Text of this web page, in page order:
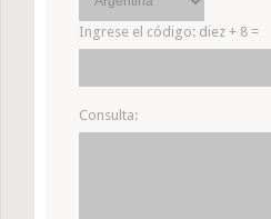
Ingrese el código: diez + 8 =
Consulta: